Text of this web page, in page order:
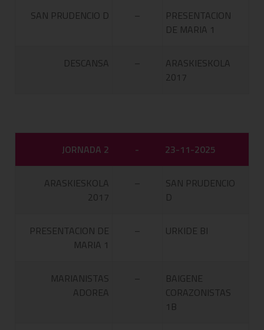
SAN PRUDENCIO D –
PRESENTACION
DE MARIA 1
DESCANSA –
ARASKIESKOLA
2017
JORNADA 2 - 23-11-2025
ARASKIESKOLA
2017
–
SAN PRUDENCIO
D
PRESENTACION DE
MARIA 1
– URKIDE BI
MARIANISTAS
ADOREA
–
BAIGENE
CORAZONISTAS
1B